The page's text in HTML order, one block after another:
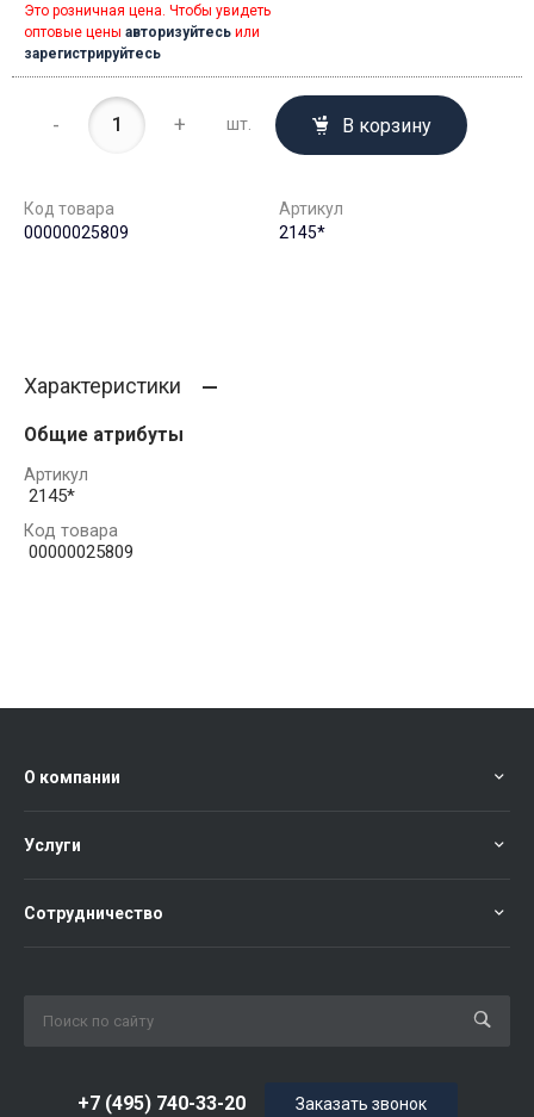
Это розничная цена. Чтобы увидеть
оптовые цены авторизуйтесь или
зарегистрируйтесь
- + шт. В корзину
Код товара
00000025809
Артикул
2145*
Характеристики
Общие атрибуты
Артикул
2145*
Код товара
00000025809
О компании
Услуги
Сотрудничество
+7 (495) 740-33-20 Заказать звонок